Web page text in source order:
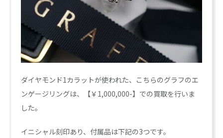
ダイヤモンド1カラットが使われた、こちらのグラフのエ
ンゲージリングは、【￥1,000,000-】での買取を行いま
した。
イニシャル刻印あり、付属品は下記の3つです。